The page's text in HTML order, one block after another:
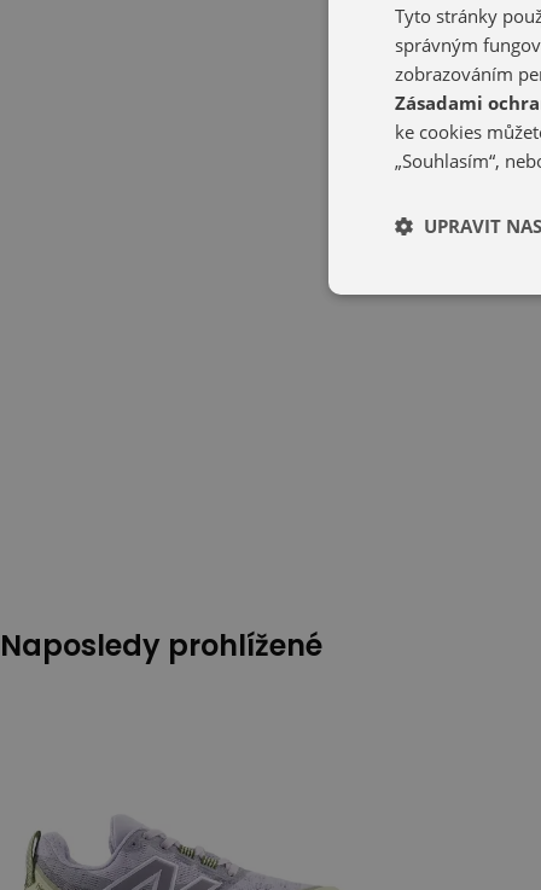
Naposledy prohlížené
Tyto stránky
správným
zobrazováním
Zásadami
ke cookies
„Souhlasím“,
UPRAVIT